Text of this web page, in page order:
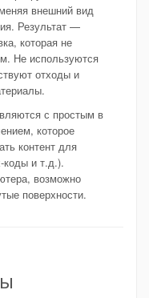
внешний вид
Результат —
которая не
Не используются
отходы и
с простым в
которое
контент для
коды и т.д.).
возможно
поверхности.